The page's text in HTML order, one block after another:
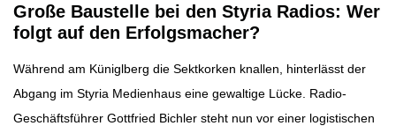
Große Baustelle bei den Styria Radios: Wer
folgt auf den Erfolgsmacher?
Während am Küniglberg die Sektkorken knallen, hinterlässt der
Abgang im Styria Medienhaus eine gewaltige Lücke. Radio-
Geschäftsführer Gottfried Bichler steht nun vor einer logistischen